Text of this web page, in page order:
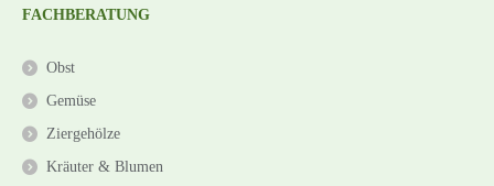
FACHBERATUNG
Obst
Gemüse
Ziergehölze
Kräuter & Blumen